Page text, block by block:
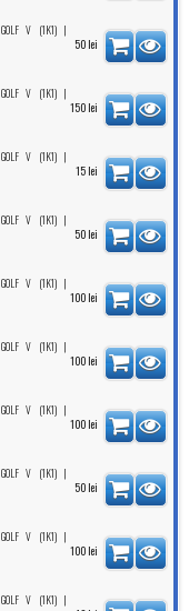
GOLF V (1K1)|
50 lei
GOLF V (1K1)|
150 lei
GOLF V (1K1)|
15 lei
GOLF V (1K1)|
50 lei
GOLF V (1K1)|
100 lei
GOLF V (1K1)|
100 lei
GOLF V (1K1)|
100 lei
GOLF V (1K1)|
50 lei
GOLF V (1K1)|
100 lei
GOLF V (1K1)|